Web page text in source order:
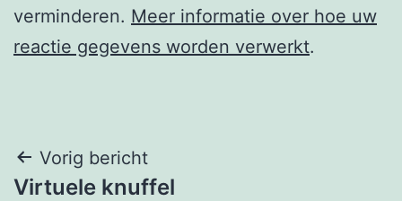
verminderen. Meer informatie over hoe uw
reactie gegevens worden verwerkt.
Berichtnavigatie
Vorig bericht
Virtuele knuffel